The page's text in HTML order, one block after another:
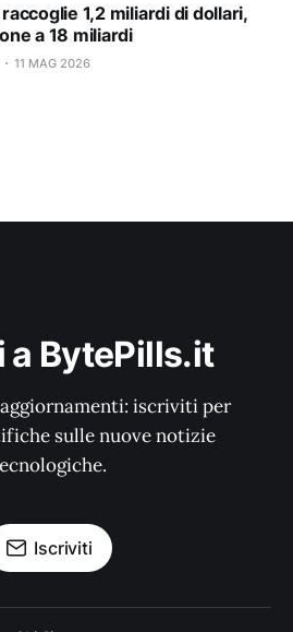
1,2 miliardi di dollari,
a 18 miliardi
11 MAG 2026
a BytePills.it
iscriviti per
sulle nuove notizie
Iscriviti